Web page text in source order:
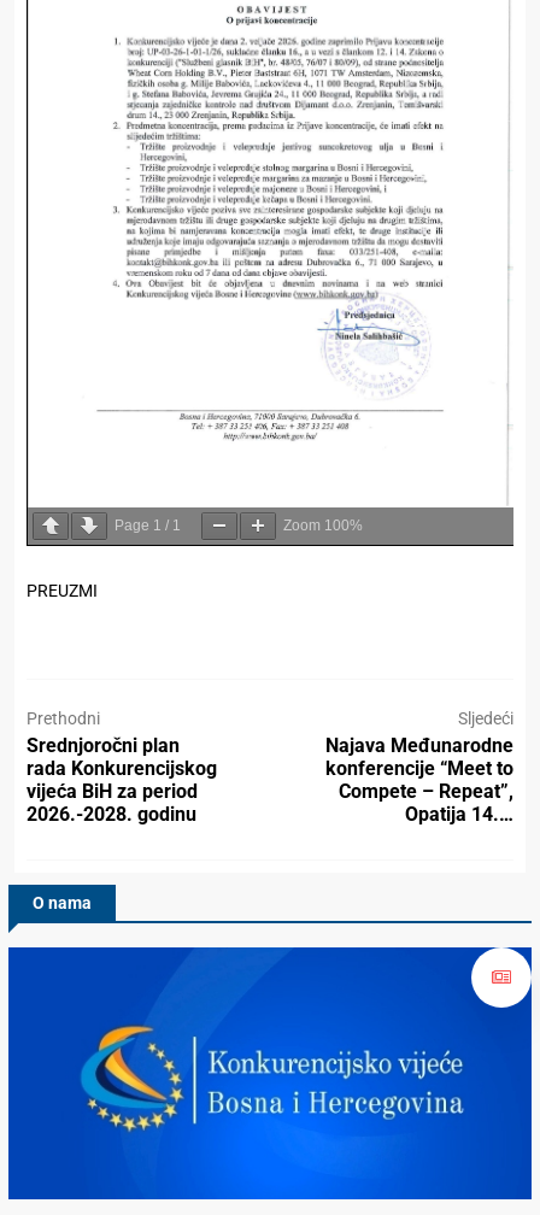
Page 1 / 1 Zoom 100%
PREUZMI
Prethodni
Srednjoročni plan
rada Konkurencijskog
vijeća BiH za period
2026.-2028. godinu
Sljedeći
Najava Međunarodne
konferencije “Meet to
Compete – Repeat”,
Opatija 14.…
O nama